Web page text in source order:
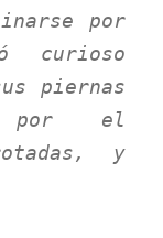
por
curioso
piernas
por el
y